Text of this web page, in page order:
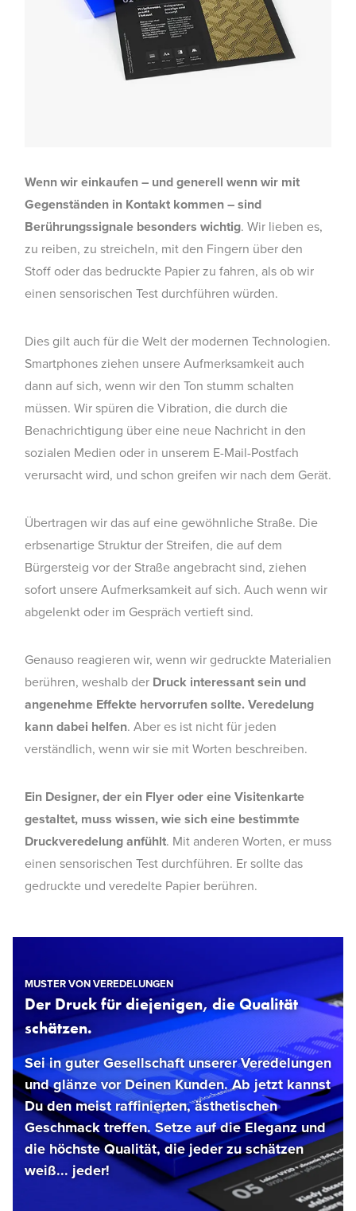
Wenn wir einkaufen – und generell wenn wir mit
Gegenständen in Kontakt kommen – sind
Berührungssignale besonders wichtig. Wir lieben es,
zu reiben, zu streicheln, mit den Fingern über den
Stoff oder das bedruckte Papier zu fahren, als ob wir
einen sensorischen Test durchführen würden.
Dies gilt auch für die Welt der modernen Technologien.
Smartphones ziehen unsere Aufmerksamkeit auch
dann auf sich, wenn wir den Ton stumm schalten
müssen. Wir spüren die Vibration, die durch die
Benachrichtigung über eine neue Nachricht in den
sozialen Medien oder in unserem E-Mail-Postfach
verursacht wird, und schon greifen wir nach dem Gerät.
Übertragen wir das auf eine gewöhnliche Straße. Die
erbsenartige Struktur der Streifen, die auf dem
Bürgersteig vor der Straße angebracht sind, ziehen
sofort unsere Aufmerksamkeit auf sich. Auch wenn wir
abgelenkt oder im Gespräch vertieft sind.
Genauso reagieren wir, wenn wir gedruckte Materialien
berühren, weshalb der Druck interessant sein und
angenehme Effekte hervorrufen sollte. Veredelung
kann dabei helfen. Aber es ist nicht für jeden
verständlich, wenn wir sie mit Worten beschreiben.
Ein Designer, der ein Flyer oder eine Visitenkarte
gestaltet, muss wissen, wie sich eine bestimmte
Druckveredelung anfühlt. Mit anderen Worten, er muss
einen sensorischen Test durchführen. Er sollte das
gedruckte und veredelte Papier berühren.
MUSTER VON VEREDELUNGEN
Der Druck für diejenigen, die Qualität
schätzen.
Sei in guter Gesellschaft unserer Veredelungen
und glänze vor Deinen Kunden. Ab jetzt kannst
Du den meist raffinierten, ästhetischen
Geschmack treffen. Setze auf die Eleganz und
die höchste Qualität, die jeder zu schätzen
weiß... jeder!